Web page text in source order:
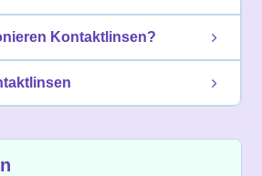
Kontaktlinsen?